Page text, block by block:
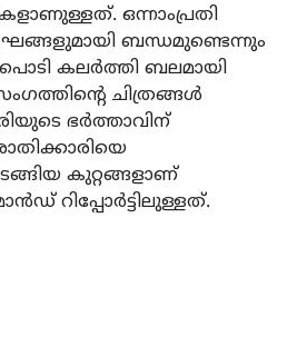
ഒന്നാംപ്രതി
ബന്ധമുണ്ടെന്നും
കലര്‍ത്തി ബലമായി
ചിത്രങ്ങള്‍
ഭര്‍ത്താവിന്
കുറ്റങ്ങളാണ്
റിപ്പോര്‍ട്ടിലുള്ളത്.